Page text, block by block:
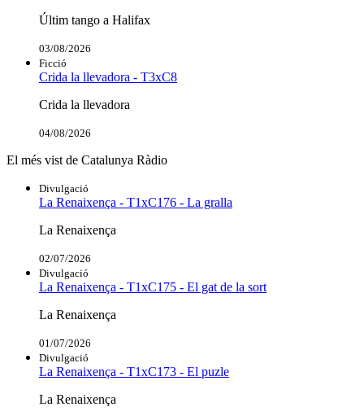
Últim tango a Halifax
03/08/2026
Ficció
Crida la llevadora - T3xC8
Crida la llevadora
04/08/2026
El més vist de Catalunya Ràdio
Divulgació
La Renaixença - T1xC176 - La gralla
La Renaixença
02/07/2026
Divulgació
La Renaixença - T1xC175 - El gat de la sort
La Renaixença
01/07/2026
Divulgació
La Renaixença - T1xC173 - El puzle
La Renaixença